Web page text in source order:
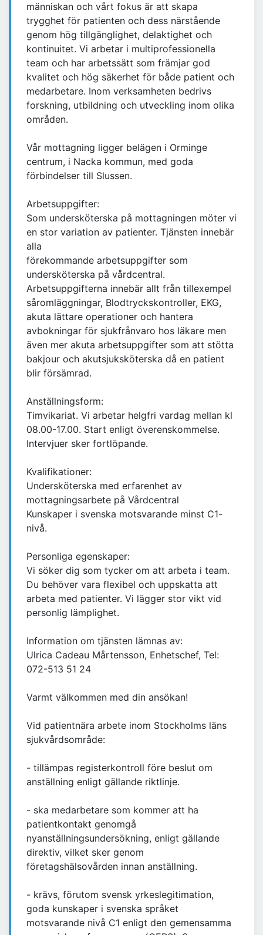
människan och vårt fokus är att skapa
trygghet för patienten och dess närstående
genom hög tillgänglighet, delaktighet och
kontinuitet. Vi arbetar i multiprofessionella
team och har arbetssätt som främjar god
kvalitet och hög säkerhet för både patient och
medarbetare. Inom verksamheten bedrivs
forskning, utbildning och utveckling inom olika
områden.
Vår mottagning ligger belägen i Orminge
centrum, i Nacka kommun, med goda
förbindelser till Slussen.
Arbetsuppgifter:
Som undersköterska på mottagningen möter vi
en stor variation av patienter. Tjänsten innebär
alla
förekommande arbetsuppgifter som
undersköterska på vårdcentral.
Arbetsuppgifterna innebär allt från tillexempel
såromläggningar, Blodtryckskontroller, EKG,
akuta lättare operationer och hantera
avbokningar för sjukfrånvaro hos läkare men
även mer akuta arbetsuppgifter som att stötta
bakjour och akutsjuksköterska då en patient
blir försämrad.
Anställningsform:
Timvikariat. Vi arbetar helgfri vardag mellan kl
08.00-17.00. Start enligt överenskommelse.
Intervjuer sker fortlöpande.
Kvalifikationer:
Undersköterska med erfarenhet av
mottagningsarbete på Vårdcentral
Kunskaper i svenska motsvarande minst C1-
nivå.
Personliga egenskaper:
Vi söker dig som tycker om att arbeta i team.
Du behöver vara flexibel och uppskatta att
arbeta med patienter. Vi lägger stor vikt vid
personlig lämplighet.
Information om tjänsten lämnas av:
Ulrica Cadeau Mårtensson, Enhetschef, Tel:
072-513 51 24
Varmt välkommen med din ansökan!
Vid patientnära arbete inom Stockholms läns
sjukvårdsområde:
- tillämpas registerkontroll före beslut om
anställning enligt gällande riktlinje.
- ska medarbetare som kommer att ha
patientkontakt genomgå
nyanställningsundersökning, enligt gällande
direktiv, vilket sker genom
företagshälsovården innan anställning.
- krävs, förutom svensk yrkeslegitimation,
goda kunskaper i svenska språket
motsvarande nivå C1 enligt den gemensamma